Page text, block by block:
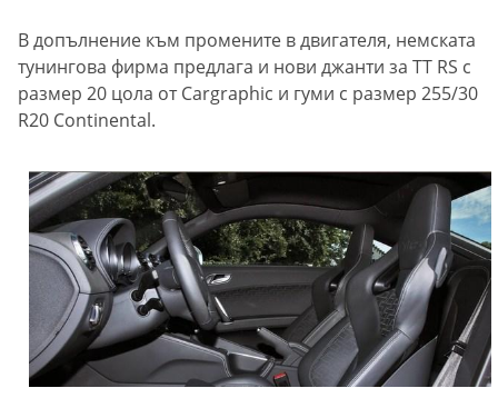
В допълнение към промените в двигателя, немската
тунингова фирма предлага и нови джанти за TT RS с
размер 20 цола от Cargraphic и гуми с размер 255/30
R20 Continental.